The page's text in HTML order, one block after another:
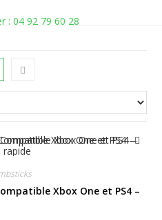
: 04 92 79 60 28
rapide
Xbox One et PS4 –